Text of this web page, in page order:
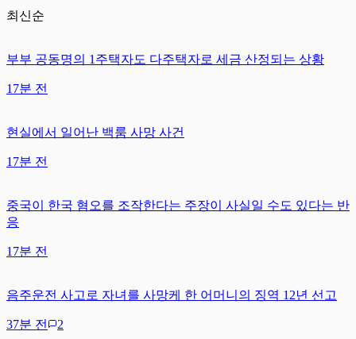
최신순
부부 공동명의 1주택자도 다주택자로 세금 산정되는 상황
17분 전
현실에서 일어난 백룸 사망 사건
17분 전
중국이 한국 혐오를 조작한다는 주장이 사실일 수도 있다는 반
응
17분 전
음주운전 사고로 자녀를 사망케 한 어머니의 징역 12년 선고
37분 전 2